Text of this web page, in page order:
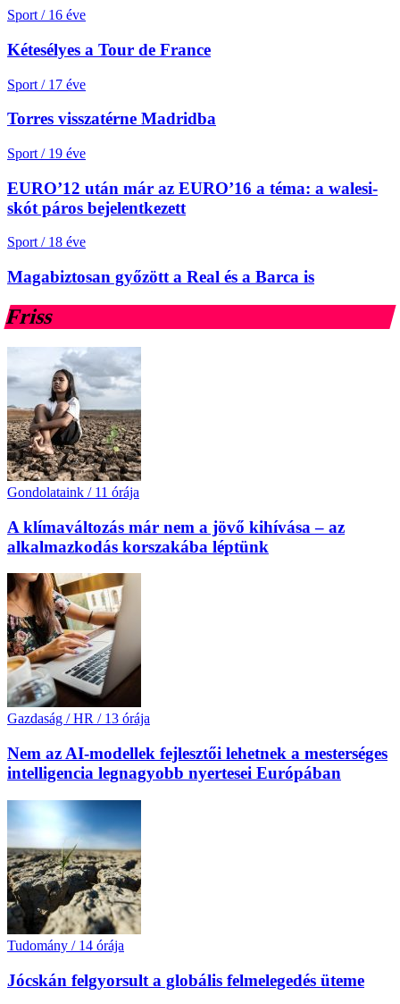
Sport / 16 éve
Kétesélyes a Tour de France
Sport / 17 éve
Torres visszatérne Madridba
Sport / 19 éve
EURO’12 után már az EURO’16 a téma: a walesi-
skót páros bejelentkezett
Sport / 18 éve
Magabiztosan győzött a Real és a Barca is
Friss
Gondolataink / 11 órája
A klímaváltozás már nem a jövő kihívása – az
alkalmazkodás korszakába léptünk
Gazdaság / HR / 13 órája
Nem az AI-modellek fejlesztői lehetnek a mesterséges
intelligencia legnagyobb nyertesei Európában
Tudomány / 14 órája
Jócskán felgyorsult a globális felmelegedés üteme